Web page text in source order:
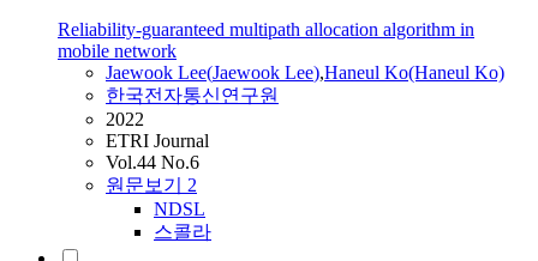
Reliability-guaranteed multipath allocation algorithm in
mobile network
Jaewook Lee(Jaewook Lee),Haneul Ko(Haneul Ko)
한국전자통신연구원
2022
ETRI Journal
Vol.44 No.6
원문보기 2
NDSL
스콜라